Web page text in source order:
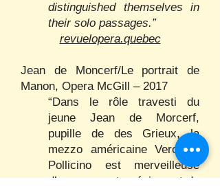
distinguished themselves in
their solo passages.”
revuelopera.quebec
Jean de Moncerf/Le portrait de
Manon, Opera McGill – 2017
“Dans le rôle travesti du
jeune Jean de Morcerf,
pupille de des Grieux, la
mezzo américaine Veronica
Pollicino est merveilleuse
d’engagement scénique et de